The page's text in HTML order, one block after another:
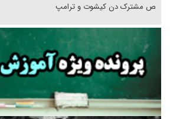
رقص مشترک دن کیشوت و ترامپ
دنده دولت به واگذاری مسئله‌دار ایران‌خودرو/
غریزه‌ی بقا و آقای باقی و رفقا
جراحی‌های زیبایی با مدرک فوق‌دیپلم! + گفت‌وگو با
گفت‌وگو با همسر یکی از شهدای جنگ رمضان/ پیکر